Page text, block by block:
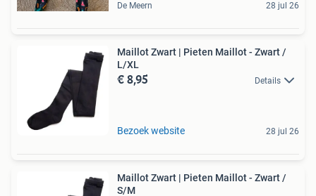
De Meern 28 jul 26
Maillot Zwart | Pieten Maillot - Zwart /
L/XL
€ 8,95 Details
Bezoek website 28 jul 26
Maillot Zwart | Pieten Maillot - Zwart /
S/M